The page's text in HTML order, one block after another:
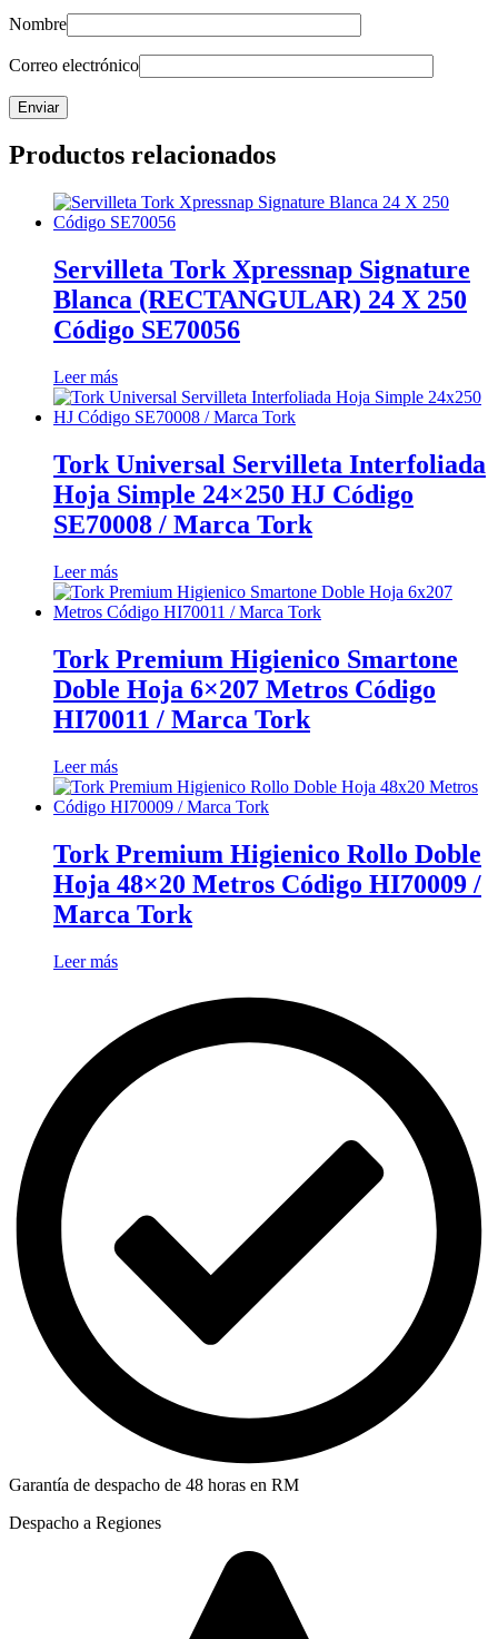
Nombre
Correo electrónico
Productos relacionados
Servilleta Tork Xpressnap Signature
Blanca (RECTANGULAR) 24 X 250
Código SE70056
Leer más
Tork Universal Servilleta Interfoliada
Hoja Simple 24×250 HJ Código
SE70008 / Marca Tork
Leer más
Tork Premium Higienico Smartone
Doble Hoja 6×207 Metros Código
HI70011 / Marca Tork
Leer más
Tork Premium Higienico Rollo Doble
Hoja 48×20 Metros Código HI70009 /
Marca Tork
Leer más
Garantía de despacho de 48 horas en RM
Despacho a Regiones